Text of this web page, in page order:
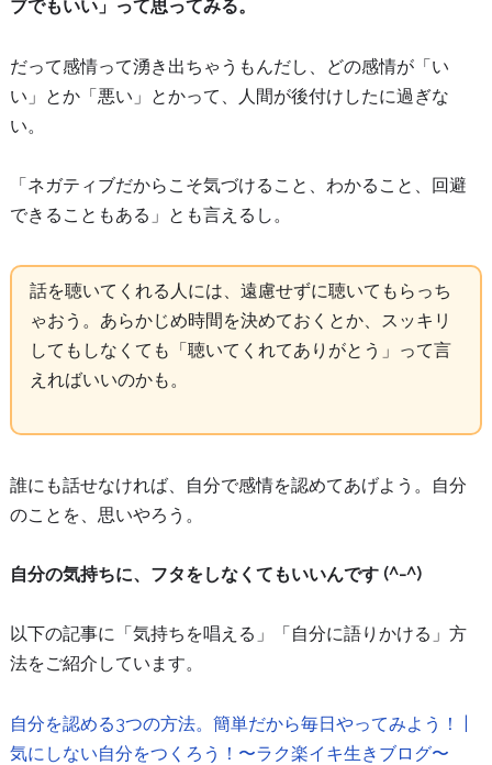
ブでもいい」って思ってみる。
だって感情って湧き出ちゃうもんだし、どの感情が「い
い」とか「悪い」とかって、人間が後付けしたに過ぎな
い。
「ネガティブだからこそ気づけること、わかること、回避
できることもある」とも言えるし。
話を聴いてくれる人には、遠慮せずに聴いてもらっち
ゃおう。あらかじめ時間を決めておくとか、スッキリ
してもしなくても「聴いてくれてありがとう」って言
えればいいのかも。
誰にも話せなければ、自分で感情を認めてあげよう。自分
のことを、思いやろう。
自分の気持ちに、フタをしなくてもいいんです (^-^)
以下の記事に「気持ちを唱える」「自分に語りかける」方
法をご紹介しています。
自分を認める3つの方法。簡単だから毎日やってみよう！ |
気にしない自分をつくろう！〜ラク楽イキ生きブログ〜